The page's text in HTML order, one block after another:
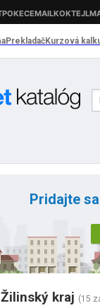
Pridajte
kraj (15